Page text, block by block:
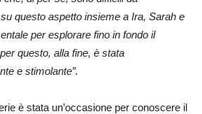
questo aspetto insieme a Ira, Sarah e
per esplorare fino in fondo il
questo, alla fine, è stata
e stimolante”.
è stata un’occasione per conoscere il